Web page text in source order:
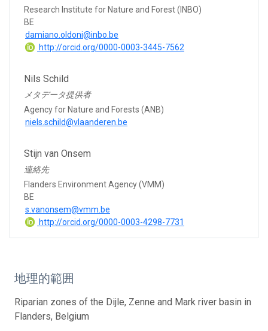
Research Institute for Nature and Forest (INBO)
BE
damiano.oldoni@inbo.be
http://orcid.org/0000-0003-3445-7562
Nils Schild
メタデータ提供者
Agency for Nature and Forests (ANB)
niels.schild@vlaanderen.be
Stijn van Onsem
連絡先
Flanders Environment Agency (VMM)
BE
s.vanonsem@vmm.be
http://orcid.org/0000-0003-4298-7731
地理的範囲
Riparian zones of the Dijle, Zenne and Mark river basin in
Flanders, Belgium